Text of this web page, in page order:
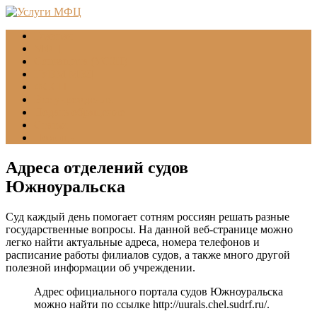
Адреса отделений судов
Южноуральска
Суд каждый день помогает сотням россиян решать разные
государственные вопросы. На данной веб-странице можно
легко найти актуальные адреса, номера телефонов и
расписание работы филиалов судов, а также много другой
полезной информации об учреждении.
Адрес официального портала судов Южноуральска
можно найти по ссылке http://uurals.chel.sudrf.ru/.